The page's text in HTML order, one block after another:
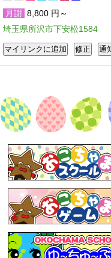
月謝 8,800 円～
埼玉県所沢市下安松1584